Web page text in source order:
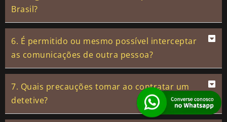
Brasil?
6. É permitido ou mesmo possível interceptar
as comunicações de outra pessoa?
7. Quais precauções tomar ao contratar um
detetive?